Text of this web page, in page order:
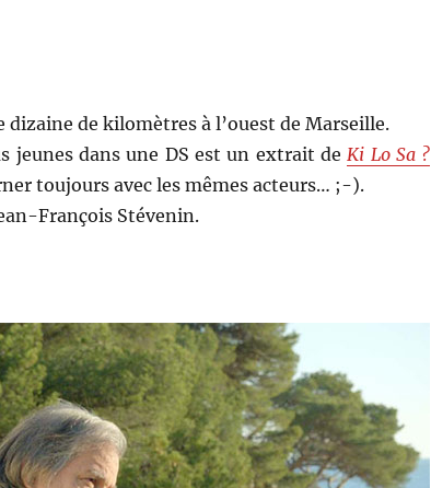
de kilomètres à l’ouest de Marseille.
dans une DS est un extrait de Ki Lo Sa ?
toujours avec les mêmes acteurs… ;-).
François Stévenin.